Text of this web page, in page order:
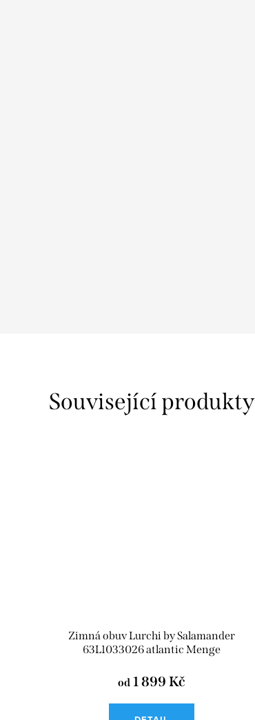
Související produkty
Zimná obuv Lurchi by Salamander
63L1033026 atlantic Menge
od 1 899 Kč